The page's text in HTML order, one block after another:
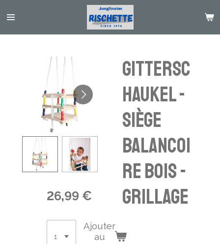
au
Gittersc
haukel -
siège
balancoi
re bois -
grillage
26,99 €
Ajouter
au